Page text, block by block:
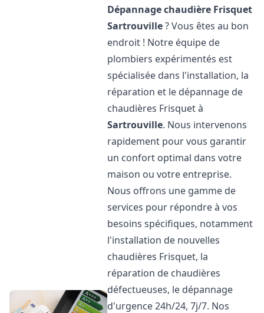
Dépannage chaudière Frisquet
Sartrouville? Vous êtes au bon
endroit ! Notre équipe de
plombiers expérimentés est
spécialisée dans l'installation, la
réparation et le dépannage de
chaudières Frisquet à
Sartrouville. Nous intervenons
rapidement pour vous garantir
un confort optimal dans votre
maison ou votre entreprise.
Nous offrons une gamme de
services pour répondre à vos
besoins spécifiques, notamment
l'installation de nouvelles
chaudières Frisquet, la
réparation de chaudières
défectueuses, le dépannage
d'urgence 24h/24, 7j/7. Nos